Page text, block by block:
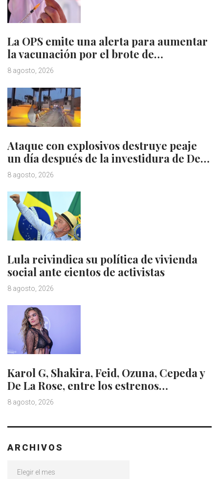
La OPS emite una alerta para aumentar
la vacunación por el brote de…
8 agosto, 2026
Ataque con explosivos destruye peaje
un día después de la investidura de De…
8 agosto, 2026
Lula reivindica su política de vivienda
social ante cientos de activistas
8 agosto, 2026
Karol G, Shakira, Feid, Ozuna, Cepeda y
De La Rose, entre los estrenos…
8 agosto, 2026
ARCHIVOS